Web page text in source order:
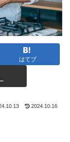
はてブ
2024.10.16